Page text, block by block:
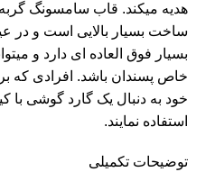
هدیه میکند. قاب سامسونگ گربه
ساخت بسیار بالایی است و در
بسیار فوق العاده ای دارد و
خاص پسندان باشد. افرادی که
خود به دنبال یک گارد گوشی با
استفاده نمایند.
توضیحات تکمیلی